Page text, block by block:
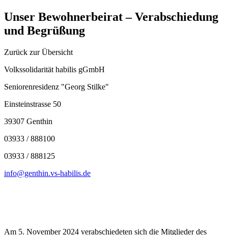
Unser Bewohnerbeirat – Verabschiedung
und Begrüßung
Zurück zur Übersicht
Volkssolidarität habilis gGmbH
Seniorenresidenz "Georg Stilke"
Einsteinstrasse 50
39307 Genthin
03933 / 888100
03933 / 888125
info@genthin.vs-habilis.de
Am 5. November 2024 verabschiedeten sich die Mitglieder des